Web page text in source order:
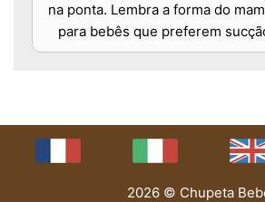
na ponta. Lembra a forma do
para bebês que preferem
2026 © Chupeta